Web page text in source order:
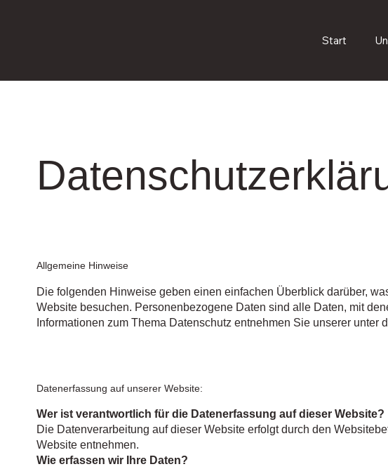
Start
Allgemeine Hinweise
Die folgenden Hinweise geben einen einfachen Überblick darüber,
Website besuchen. Personenbezogene Daten sind alle Daten, mit
Informationen zum Thema Datenschutz entnehmen Sie unserer unter
Datenerfassung auf unserer Website:
Wer ist verantwortlich für die Datenerfassung auf dieser Website?
Die Datenverarbeitung auf dieser Website erfolgt durch den
Website entnehmen.
Wie erfassen wir Ihre Daten?